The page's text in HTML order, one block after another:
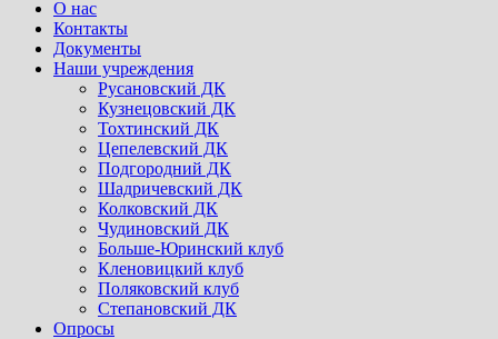
Menu
О нас
Контакты
Документы
Наши учреждения
Русановский ДК
Кузнецовский ДК
Тохтинский ДК
Цепелевский ДК
Подгородний ДК
Шадричевский ДК
Колковский ДК
Чудиновский ДК
Больше-Юринский клуб
Кленовицкий клуб
Поляковский клуб
Степановский ДК
Опросы